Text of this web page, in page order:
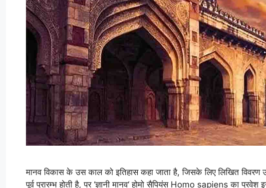
मानव विकास के उस काल को इतिहास कहा जाता है, जिसके लिए लिखित
पूर्व प्रारम्भ होती है, पर ‘ज्ञानी मानव‘ होमो सैपियंस Homo sapiens का